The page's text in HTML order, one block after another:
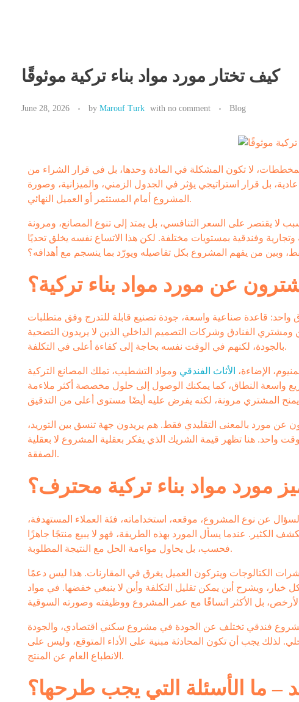
كيف تختار مورد مواد بناء تركية موثوقًا
June 28, 2026 by Marouf Turk with no comment Blog
لا تكون المشكلة في المادة وحدها، بل في قرار الشراء من
بل قرار استراتيجي يؤثر في الجدول الزمني، والميزانية، وصورة
المشروع أمام المستثمر أو العميل النهائي.
لا يقتصر على السعر التنافسي، بل يمتد إلى تنوع المصانع، ومرونة
وفندقية بمستويات مختلفة. لكن هذا الاتساع نفسه يخلق تحديًا
وبين من يفهم المشروع بكل تفاصيله ويورّد بما ينسجم مع أهدافه؟
عن مورد مواد بناء تركية؟
واحد: قاعدة صناعية واسعة، جودة تصنيع قابلة للتدرج وفق متطلبات
الفنادق وشركات التصميم الداخلي الذين لا يريدون التضحية
بالجودة، لكنهم في الوقت نفسه بحاجة إلى كفاءة أعلى في التكلفة.
الإضاءة، الأثاث الفندقي ومواد التشطيب، تملك المصانع التركية
واسعة النطاق، كما يمكنك الوصول إلى حلول مخصصة أكثر ملاءمة
عن مورد بالمعنى التقليدي فقط. هم يريدون جهة تنسق بين التوريد،
واحد. هنا تظهر قيمة الشريك الذي يفكر بعقلية المشروع لا بعقلية
الصفقة.
مورد مواد بناء تركية محترف؟
عن نوع المشروع، موقعه، استخداماته، فئة العملاء المستهدفة،
الكثير. عندما يسأل المورد بهذه الطريقة، فهو لا يبيع منتجًا جاهزًا
فحسب، بل يحاول مواءمة الحل مع النتيجة المطلوبة.
الكتالوجات ويتركون العميل يغرق في المقارنات. هذا ليس دعمًا
خيار، ويشرح أين يمكن تقليل التكلفة وأين لا ينبغي خفضها. في مواد
فندقي تختلف عن الجودة في مشروع سكني اقتصادي، والجودة
لذلك يجب أن تكون المحادثة مبنية على الأداء المتوقع، وليس على
الانطباع العام عن المنتج.
– ما الأسئلة التي يجب طرحها؟